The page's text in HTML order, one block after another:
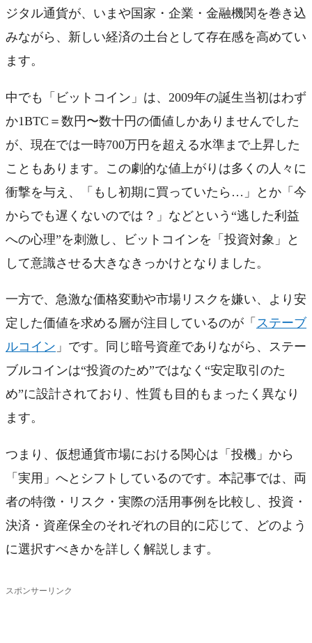
ジタル通貨が、いまや国家・企業・金融機関を巻き込
みながら、新しい経済の土台として存在感を高めてい
ます。
中でも「ビットコイン」は、2009年の誕生当初はわず
か1BTC＝数円〜数十円の価値しかありませんでした
が、現在では一時700万円を超える水準まで上昇した
こともあります。この劇的な値上がりは多くの人々に
衝撃を与え、「もし初期に買っていたら…」とか「今
からでも遅くないのでは？」などという“逃した利益
への心理”を刺激し、ビットコインを「投資対象」と
して意識させる大きなきっかけとなりました。
一方で、急激な価格変動や市場リスクを嫌い、より安
定した価値を求める層が注目しているのが「 ステーブ
ルコイン 」です。同じ暗号資産でありながら、ステー
ブルコインは“投資のため”ではなく“安定取引のた
め”に設計されており、性質も目的もまったく異なり
ます。
つまり、仮想通貨市場における関心は「投機」から
「実用」へとシフトしているのです。本記事では、両
者の特徴・リスク・実際の活用事例を比較し、投資・
決済・資産保全のそれぞれの目的に応じて、どのよう
に選択すべきかを詳しく解説します。
スポンサーリンク